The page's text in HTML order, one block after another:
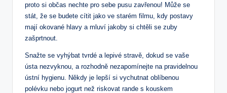
proto si občas nechte pro sebe pusu zavřenou! Může se
stát, že se budete cítit jako ve starém filmu, kdy postavy
mají okované hlavy a mluví jakoby si chtěli se zuby
zašprtnout.
Snažte se vyhýbat tvrdé a lepivé stravě, dokud se vaše
ústa nezvyknou, a rozhodně nezapomínejte na pravidelnou
ústní hygienu. Někdy je lepší si vychutnat oblíbenou
polévku nebo jogurt než riskovat rande s kouskem